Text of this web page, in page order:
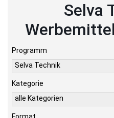
Selva
Programm
Selva Technik
Kategorie
alle Kategorien